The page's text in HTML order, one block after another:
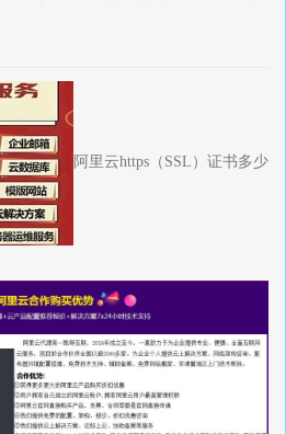
阿里云https（SSL）证书多少